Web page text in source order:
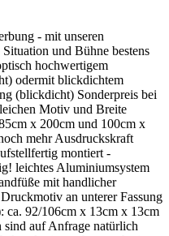
- mit unseren
und Bühne bestens
hochwertigem
odermit blickdichtem
(blickdicht) Sonderpreis bei
Motiv und Breite
x 200cm und 100cm x
mehr Ausdruckskraft
montiert -
leichtes Aluminiumsystem
mit handlicher
an unterer Fassung
92/106cm x 13cm x 13cm
sind auf Anfrage natürlich